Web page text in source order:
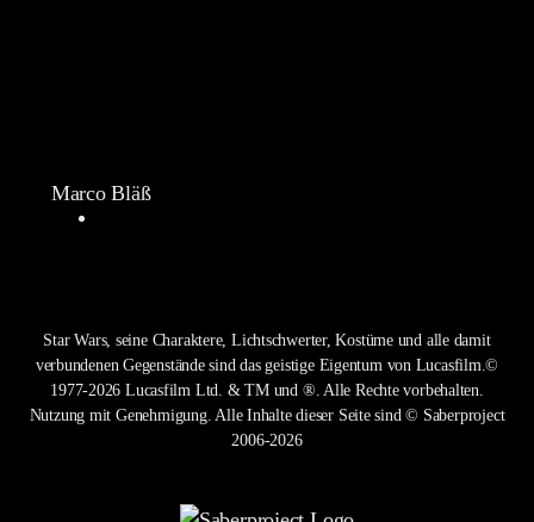
Marco Bläß
Star Wars, seine Charaktere, Lichtschwerter, Kostüme und alle damit
verbundenen Gegenstände sind das geistige Eigentum von Lucasfilm.©
1977-2026 Lucasfilm Ltd. & TM und ®. Alle Rechte vorbehalten.
Nutzung mit Genehmigung. Alle Inhalte dieser Seite sind © Saberproject
2006-2026